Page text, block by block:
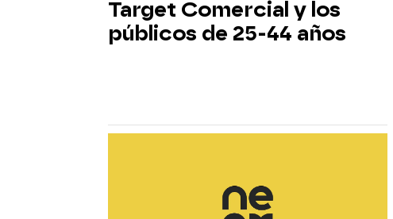
Target Comercial y los
públicos de 25-44 años